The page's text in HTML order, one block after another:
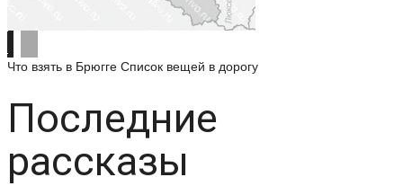
Что взять в Брюгге Список вещей в дорогу
Последние
рассказы